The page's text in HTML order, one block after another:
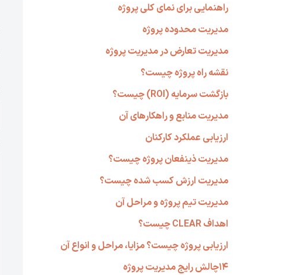
راهنمایی برای نمای کلی پروژه
مدیریت محدوده پروژه
مدیریت تعارض در مدیریت پروژه
نقشه راه پروژه چیست؟
بازگشت سرمایه (ROI) چیست؟
مدیریت منابع و راهکارهای آن
ارزیابی عملکرد کارکنان
مدیریت ذینفعان پروژه چیست؟
مدیریت ارزش کسب شده چیست؟
مدیریت تیم پروژه و مراحل آن
اهداف CLEAR چیست؟
ارزیابی پروژه چیست؟ مزایا، مراحل و انواع آن
۱۴چالش رایج مدیریت پروژه